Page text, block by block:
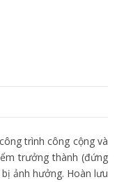
trình công cộng và
trưởng thành (đứng
ảnh hưởng. Hoàn lưu